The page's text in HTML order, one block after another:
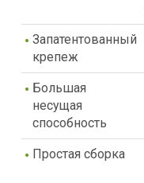
Запатентованный
крепеж
Большая
несущая
способность
Простая сборка